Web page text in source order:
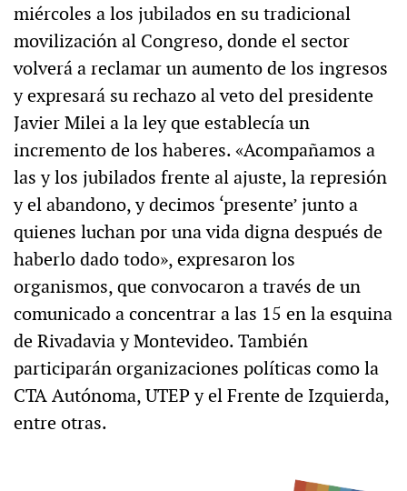
miércoles a los jubilados en su tradicional
movilización al Congreso, donde el sector
volverá a reclamar un aumento de los ingresos
y expresará su rechazo al veto del presidente
Javier Milei a la ley que establecía un
incremento de los haberes. «Acompañamos a
las y los jubilados frente al ajuste, la represión
y el abandono, y decimos ‘presente’ junto a
quienes luchan por una vida digna después de
haberlo dado todo», expresaron los
organismos, que convocaron a través de un
comunicado a concentrar a las 15 en la esquina
de Rivadavia y Montevideo. También
participarán organizaciones políticas como la
CTA Autónoma, UTEP y el Frente de Izquierda,
entre otras.